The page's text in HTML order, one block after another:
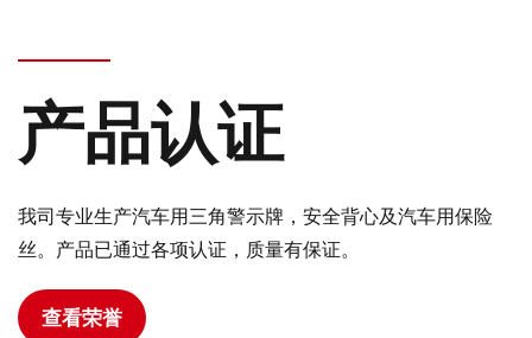
产品认证
我司专业生产汽车用三角警示牌，安全背心及汽车用保险
丝。产品已通过各项认证，质量有保证。
查看荣誉